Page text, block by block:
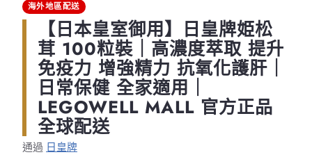
海外地區配送
【日本皇室御用】日皇牌姫松
茸 100粒裝｜高濃度萃取 提升
免疫力 增強精力 抗氧化護肝｜
日常保健 全家適用｜
LEGOWELL MALL 官方正品
全球配送
通過 日皇牌